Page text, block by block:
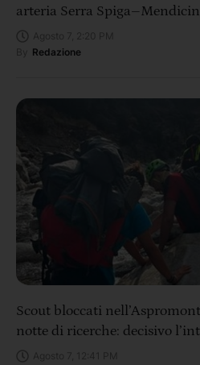
arteria Serra
Redazione
Scout bloccati
notte di ricerche: decisivo